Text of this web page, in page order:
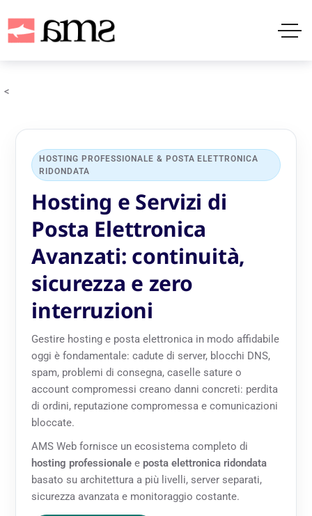
<
HOSTING PROFESSIONALE & POSTA ELETTRONICA
RIDONDATA
Hosting e Servizi di
Posta Elettronica
Avanzati: continuità,
sicurezza e zero
interruzioni
Gestire hosting e posta elettronica in modo affidabile
oggi è fondamentale: cadute di server, blocchi DNS,
spam, problemi di consegna, caselle sature o
account compromessi creano danni concreti: perdita
di ordini, reputazione compromessa e comunicazioni
bloccate.
AMS Web fornisce un ecosistema completo di
hosting professionale e posta elettronica ridondata
basato su architettura a più livelli, server separati,
sicurezza avanzata e monitoraggio costante.